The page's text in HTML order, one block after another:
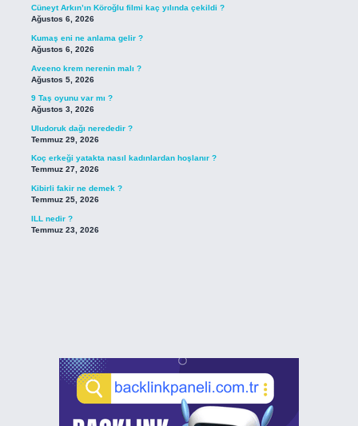
Cüneyt Arkın’ın Köroğlu filmi kaç yılında çekildi ?
Ağustos 6, 2026
Kumaş eni ne anlama gelir ?
Ağustos 6, 2026
Aveeno krem nerenin malı ?
Ağustos 5, 2026
9 Taş oyunu var mı ?
Ağustos 3, 2026
Uludoruk dağı nerededir ?
Temmuz 29, 2026
Koç erkeği yatakta nasıl kadınlardan hoşlanır ?
Temmuz 27, 2026
Kibirli fakir ne demek ?
Temmuz 25, 2026
ILL nedir ?
Temmuz 23, 2026